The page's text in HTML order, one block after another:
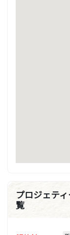
プロジェテ
覧